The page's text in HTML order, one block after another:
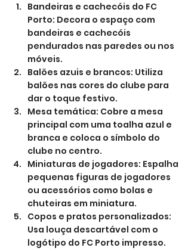
Bandeiras e cachecóis do FC
Porto: Decora o espaço com
bandeiras e cachecóis
pendurados nas paredes ou nos
móveis.
Balões azuis e brancos: Utiliza
balões nas cores do clube para
dar o toque festivo.
Mesa temática: Cobre a mesa
principal com uma toalha azul e
branca e coloca o símbolo do
clube no centro.
Miniaturas de jogadores: Espalha
pequenas figuras de jogadores
ou acessórios como bolas e
chuteiras em miniatura.
Copos e pratos personalizados:
Usa louça descartável com o
logótipo do FC Porto impresso.